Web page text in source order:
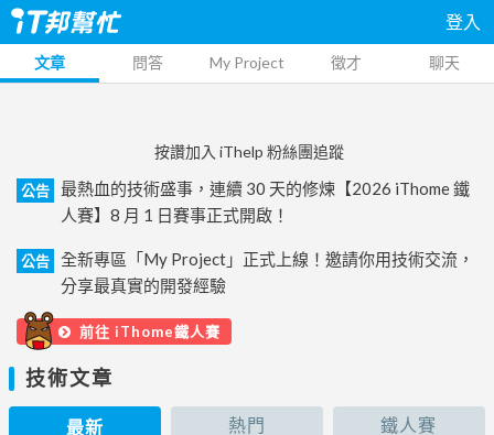
登入
文章 問答 My Project 徵才 聊天
按讚加入 iThelp 粉絲團追蹤
公告
最熱血的技術盛事，連續 30 天的修煉【2026 iThome 鐵
人賽】8 月 1 日賽事正式開啟！
公告
全新專區「My Project」正式上線！邀請你用技術交流，
分享最真實的開發經驗
前往 iThome鐵人賽
技術文章
最新 熱門 鐵人賽